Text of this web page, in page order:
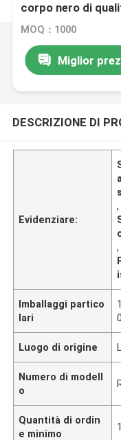
corpo nero di
altezza di
MOQ：1000
Miglior
DESCRIZIONE DI
Evidenziare:
,
,
Imballaggi partico
lari
Luogo di origine
Numero di modell
o
Quantità di ordin
e minimo